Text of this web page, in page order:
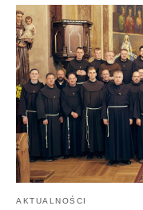
AKTUALNOŚCI